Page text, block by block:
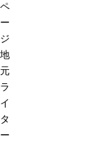
ペ
ー
ジ
地
元
ラ
イ
タ
ー